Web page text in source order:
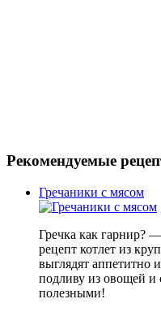
Рекомендуемые
Гречаники с мясом
Гречка как гарнир?
рецепт котлет из
выглядят аппетитно
подливу из овощей и
полезными!